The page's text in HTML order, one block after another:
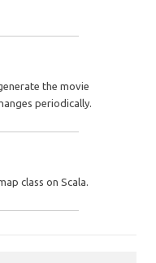
the movie
periodically.
class on Scala.